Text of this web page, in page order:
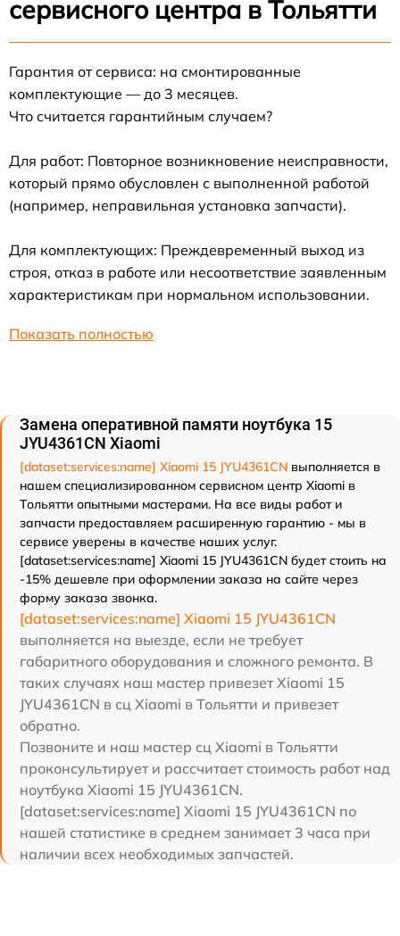
сервисного центра в Тольятти
Гарантия от сервиса: на смонтированные
комплектующие — до 3 месяцев.
Что считается гарантийным случаем?
Для работ: Повторное возникновение неисправности,
который прямо обусловлен с выполненной работой
(например, неправильная установка запчасти).
Для комплектующих: Преждевременный выход из
строя, отказ в работе или несоответствие заявленным
характеристикам при нормальном использовании.
Показать полностью
Замена оперативной памяти ноутбука 15
JYU4361CN Xiaomi
[dataset:services:name] Xiaomi 15 JYU4361CN выполняется в
нашем специализированном сервисном центр Xiaomi в
Тольятти опытными мастерами. На все виды работ и
запчасти предоставляем расширенную гарантию - мы в
сервисе уверены в качестве наших услуг.
[dataset:services:name] Xiaomi 15 JYU4361CN будет стоить на
-15% дешевле при оформлении заказа на сайте через
форму заказа звонка.
[dataset:services:name] Xiaomi 15 JYU4361CN
выполняется на выезде, если не требует
габаритного оборудования и сложного ремонта. В
таких случаях наш мастер привезет Xiaomi 15
JYU4361CN в сц Xiaomi в Тольятти и привезет
обратно.
Позвоните и наш мастер сц Xiaomi в Тольятти
проконсультирует и рассчитает стоимость работ над
ноутбука Xiaomi 15 JYU4361CN.
[dataset:services:name] Xiaomi 15 JYU4361CN по
нашей статистике в среднем занимает 3 часа при
наличии всех необходимых запчастей.